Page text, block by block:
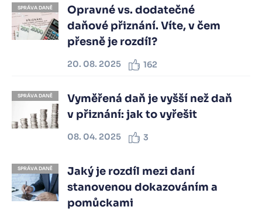
SPRÁVA DANĚ
Opravné vs. dodatečné
daňové přiznání. Víte, v čem
přesně je rozdíl?
20. 08. 2025 162
SPRÁVA DANĚ
Vyměřená daň je vyšší než daň
v přiznání: jak to vyřešit
08. 04. 2025 3
SPRÁVA DANĚ
Jaký je rozdíl mezi daní
stanovenou dokazováním a
pomůckami